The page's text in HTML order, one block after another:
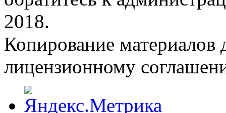
2018.
Копирование материалов
лицензионному